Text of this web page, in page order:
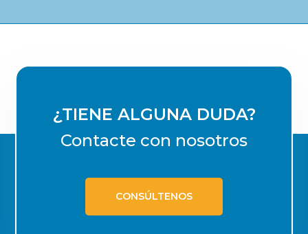
¿TIENE ALGUNA DUDA?
Contacte con nosotros
CONSÚLTENOS